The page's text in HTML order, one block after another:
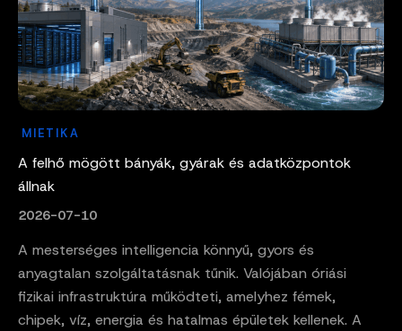
MIETIKA
A felhő mögött bányák, gyárak és adatközpontok
állnak
2026-07-10
A mesterséges intelligencia könnyű, gyors és
anyagtalan szolgáltatásnak tűnik. Valójában óriási
fizikai infrastruktúra működteti, amelyhez fémek,
chipek, víz, energia és hatalmas épületek kellenek. A